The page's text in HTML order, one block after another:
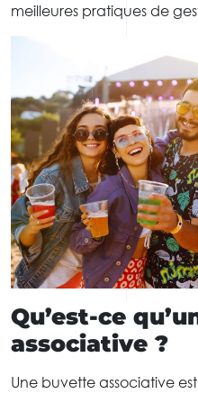
meilleures pratiques de
Qu’est-ce
associative ?
Une buvette associative